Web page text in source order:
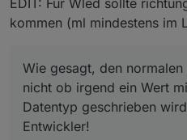
EDIT: Für Wled sollte
kommen (ml mindestens im
Wie gesagt, den
nicht ob irgend ein Wert
Datentyp geschrieben
Entwickler!